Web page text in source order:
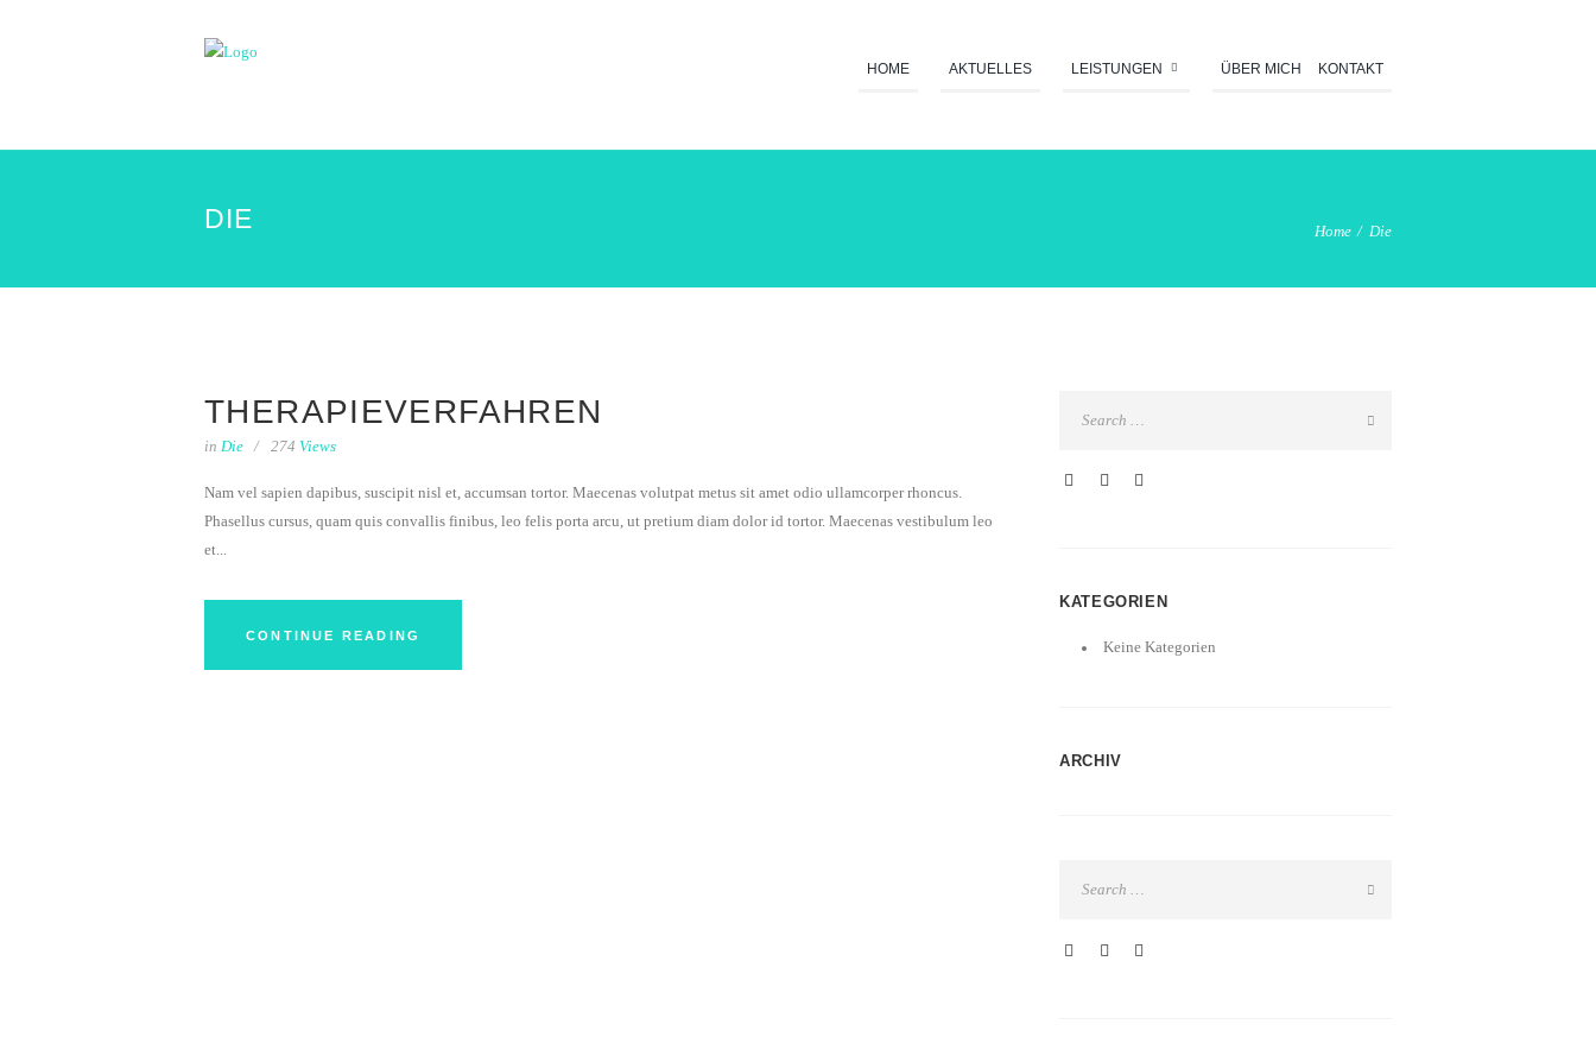
HOME AKTUELLES LEISTUNGEN ÜBER MICH KONTAKT
DIE Home Die
THERAPIEVERFAHREN
in Die 274 Views
Nam vel sapien dapibus, suscipit nisl et, accumsan tortor. Maecenas volutpat metus sit amet odio ullamcorper rhoncus.
Phasellus cursus, quam quis convallis finibus, leo felis porta arcu, ut pretium diam dolor id tortor. Maecenas vestibulum leo
et...
CONTINUE READING
KATEGORIEN
Keine Kategorien
ARCHIV